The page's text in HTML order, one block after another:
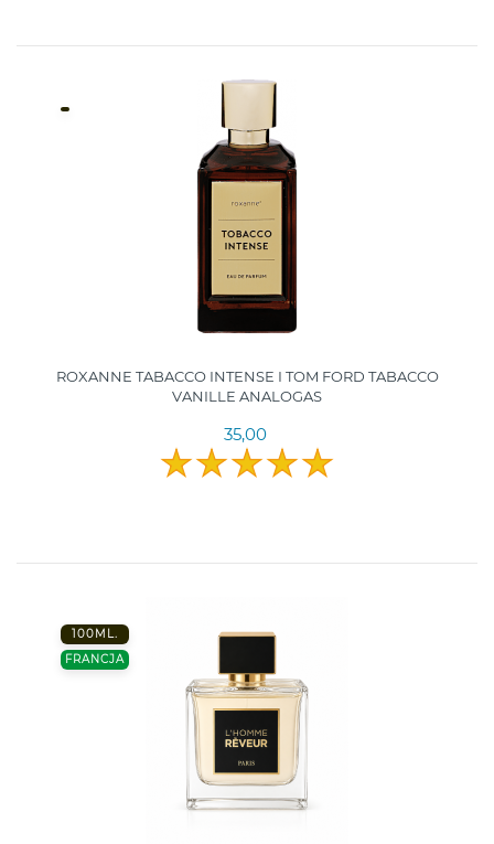
ROXANNE TABACCO INTENSE I TOM FORD TABACCO
VANILLE ANALOGAS
35,00
100ML.
FRANCJA